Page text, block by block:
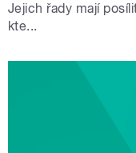
Jejich řady mají
kte...